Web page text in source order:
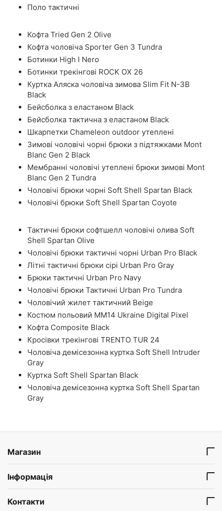
Поло тактичні
Кофта Tried Gen 2 Olive
Кофта чоловіча Sporter Gen 3 Tundra
Ботинки High I Nero
Ботинки трекінгові ROCK OX 26
Куртка Аляска чоловіча зимова Slim Fit N-3B
Black
Бейсболка з еластаном Black
Бейсболка тактична з еластаном Black
Шкарпетки Chameleon outdoor утеплені
Зимові чоловічі чорні брюки з підтяжками Mont
Blanc Gen 2 Black
Мембранні чоловічі утеплені брюки зимові Mont
Blanc Gen 2 Tundra
Чоловічі брюки чорні Soft Shell Spartan Black
Чоловічі брюки Soft Shell Spartan Coyote
Тактичні брюки софтшелл чоловічі олива Soft
Shell Spartan Olive
Чоловічі брюки тактичні чорні Urban Pro Black
Літні тактичні брюки сірі Urban Pro Gray
Брюки тактичні Urban Pro Navy
Чоловічі брюки Тактичні Urban Pro Tundra
Чоловічий жилет тактичний Beige
Костюм польовий ММ14 Ukraine Digital Pixel
Кофта Composite Black
Кросівки трекінгові TRENTO TUR 24
Чоловіча демісезонна куртка Soft Shell Intruder
Gray
Куртка Soft Shell Spartan Black
Чоловіча демісезонна куртка Soft Shell Spartan
Gray
Магазин
Інформація
Контакти